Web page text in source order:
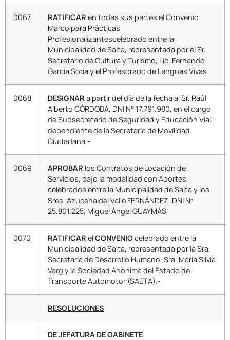
0067 RATIFICAR en todas sus partes el Convenio
Marco para Prácticas
Profesionalizantescelebrado entre la
Municipalidad de Salta, representada por el Sr.
Secretario de Cultura y Turismo, Lic. Fernando
García Soria y el Profesorado de Lenguas Vivas
0068 DESIGNAR a partir del día de la fecha al Sr. Raúl
Alberto CÓRDOBA, DNI N° 17.791.980, en el cargo
de Subsecretario de Seguridad y Educación Vial,
dependiente de la Secretaría de Movilidad
Ciudadana.-
0069 APROBAR los Contratos de Locación de
Servicios, bajo la modalidad con Aportes,
celebrados entre la Municipalidad de Salta y los
Sres. Azucena del Valle FERNÁNDEZ, DNI Nº
25.801.225, Miguel Ángel GUAYMÁS
0070 RATIFICAR elCONVENIOcelebrado entre la
Municipalidad de Salta, representada por la Sra.
Secretaria de Desarrollo Humano, Sra. María Silvia
Varg y la Sociedad Anónima del Estado de
Transporte Automotor (SAETA).-
RESOLUCIONES
DE JEFATURA DE GABINETE